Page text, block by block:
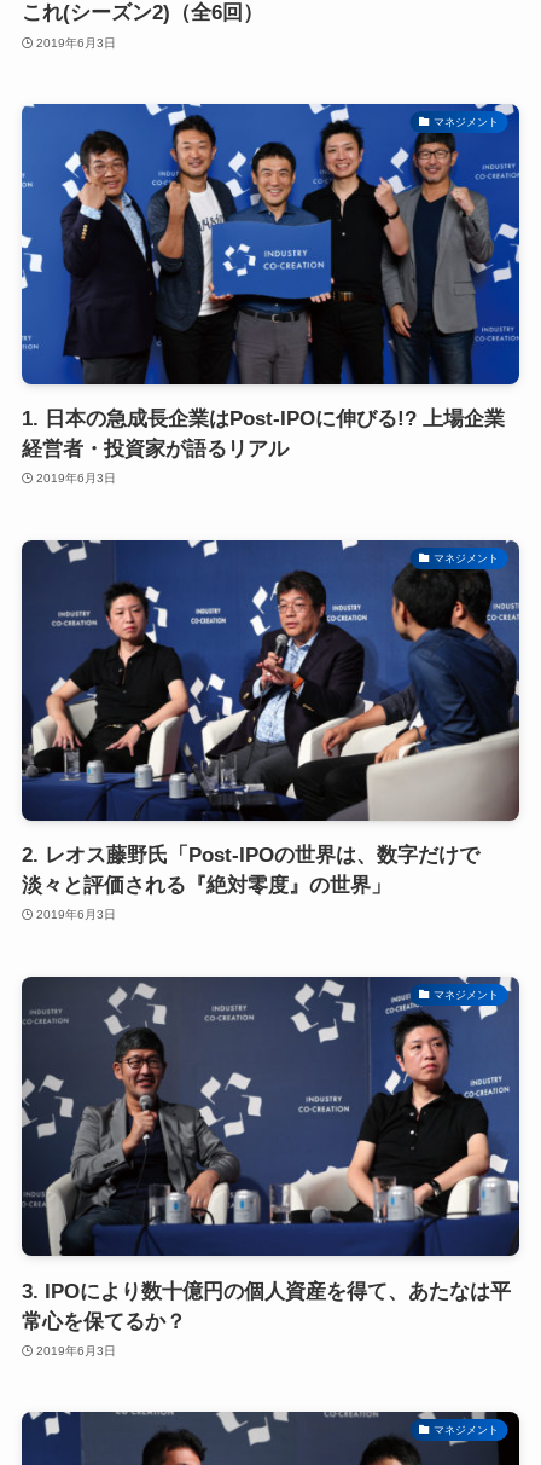
これ(シーズン2)（全6回）
2019年6月3日
マネジメント
1. 日本の急成長企業はPost-IPOに伸びる!? 上場企業
経営者・投資家が語るリアル
2019年6月3日
マネジメント
2. レオス藤野氏「Post-IPOの世界は、数字だけで
淡々と評価される『絶対零度』の世界」
2019年6月3日
マネジメント
3. IPOにより数十億円の個人資産を得て、あたなは平
常心を保てるか？
2019年6月3日
マネジメント